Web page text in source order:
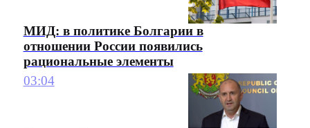
МИД: в политике Болгарии в
отношении России появились
рациональные элементы
03:04